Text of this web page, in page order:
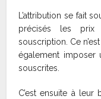
L’attribution se fait
précisés les
souscription. Ce
également imposer
souscrites.
C’est ensuite à